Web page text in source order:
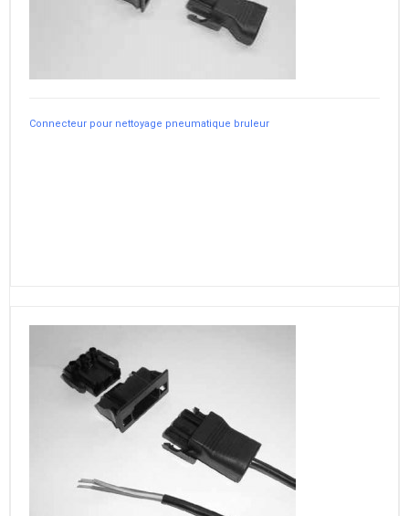
Connecteur pour nettoyage pneumatique bruleur